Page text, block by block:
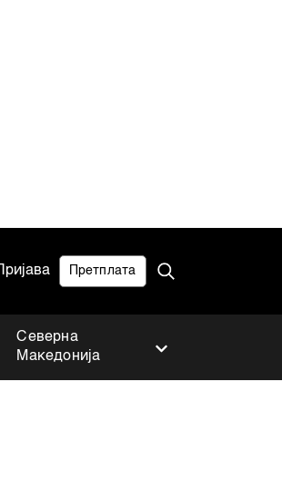
Пријава Претплата
Северна
Македонија